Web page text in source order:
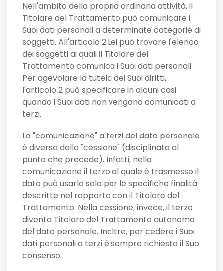
Nell'ambito della propria ordinaria attività, il
Titolare del Trattamento può comunicare i
Suoi dati personali a determinate categorie di
soggetti. All'articolo 2Lei può trovare l'elenco
dei soggetti ai quali il Titolare del
Trattamento comunica i Suoi dati personali.
Per agevolare la tutela dei Suoi diritti,
l'articolo 2 può specificare in alcuni casi
quando i Suoi dati non vengono comunicati a
terzi.
La "comunicazione" a terzi del dato personale
è diversa dalla "cessione" (disciplinata al
punto che precede). Infatti, nella
comunicazione il terzo al quale è trasmesso il
dato può usarlo solo per le specifiche finalità
descritte nel rapporto con il Titolare del
Trattamento. Nella cessione, invece, il terzo
diventa Titolare del Trattamento autonomo
del dato personale. Inoltre, per cedere i Suoi
dati personali a terzi è sempre richiesto il Suo
consenso.